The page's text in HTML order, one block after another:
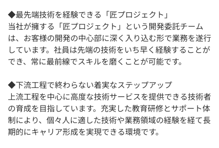
◆最先端技術を経験できる「匠プロジェクト」
当社が擁する「匠プロジェクト」という開発委託チーム
は、お客様の開発の中心部に深く入り込む形で業務を遂行
しています。社員は先端の技術をいち早く経験することが
でき、常に最前線でスキルを磨くことが可能です。
◆下流工程で終わらない着実なステップアップ
上流工程を中心に高度な技術サービスを提供できる技術者
の育成を目指しています。充実した教育研修とサポート体
制により、個々人に適した技術や業務領域の経験を経て長
期的にキャリア形成を実現できる環境です。